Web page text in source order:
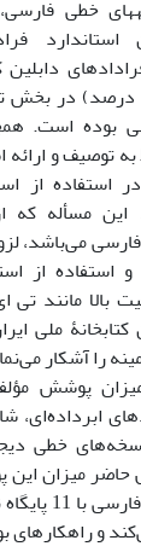
خطی
مودس (با 1/77 درصد)
بوده
توصیف و ارائه
استفاده از
مسأله که
می‌باشد،
استفاده از
بالا مانند
ملی
را آشکار
پوشش
ابرداده‌ای،
نسخه‌های خطی
حاضر میزان این
نسخه‌های
و راهکارهای